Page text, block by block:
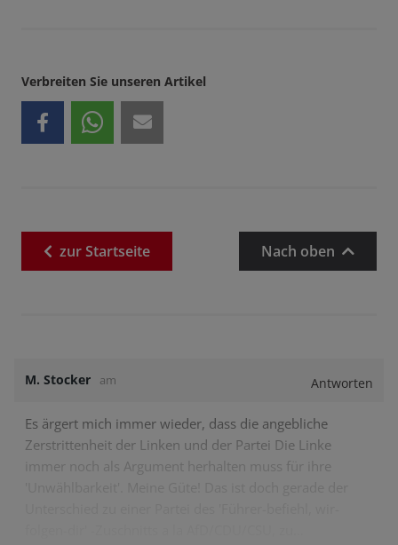
Verbreiten Sie unseren Artikel
zurStartseite Nach oben
M. Stocker am Antworten
Es ärgert mich immer wieder, dass die angebliche
Zerstrittenheit der Linken und der Partei Die Linke
immer noch als Argument herhalten muss für ihre